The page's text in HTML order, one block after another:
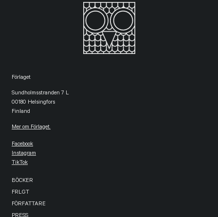
Förlaget
Sundholmsstranden 7 L
00180 Helsingfors
Finland
Mer om Förlaget.
Facebook
Instagram
TikTok
BÖCKER
FRLGT
FÖRFATTARE